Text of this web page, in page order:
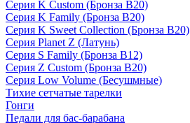
Серия K Custom (Бронза B20)
Серия K Family (Бронза B20)
Серия K Sweet Collection (Бронза B20)
Серия Planet Z (Латунь)
Серия S Family (Бронза B12)
Серия Z Custom (Бронза B20)
Серия Low Volume (Бесушмные)
Тихие сетчатые тарелки
Гонги
Педали для бас-барабана